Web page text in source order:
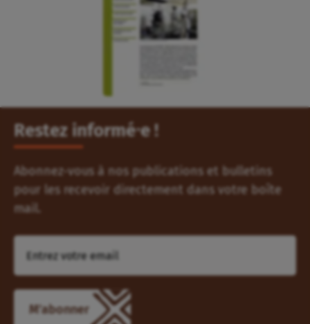
Restez informé⸱e !
Abonnez-vous à nos publications et bulletins
pour les recevoir directement dans votre boîte
mail.
M'abonner